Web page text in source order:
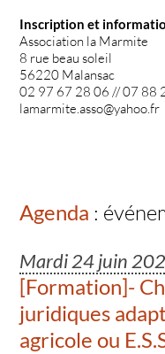
Inscription et
Association la Marmite
8 rue beau soleil
56220 Malansac
02 97 67 28 06 // 07 88
lamarmite.asso@yahoo.fr
Agenda :
Mardi 24 juin
[Formation]-
juridiques
agricole ou